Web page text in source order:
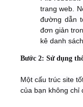
trang web.
đường dẫn
đơn giản
kê danh
Bước 2: Sử dụng
Một cấu trúc site
của bạn không chỉ